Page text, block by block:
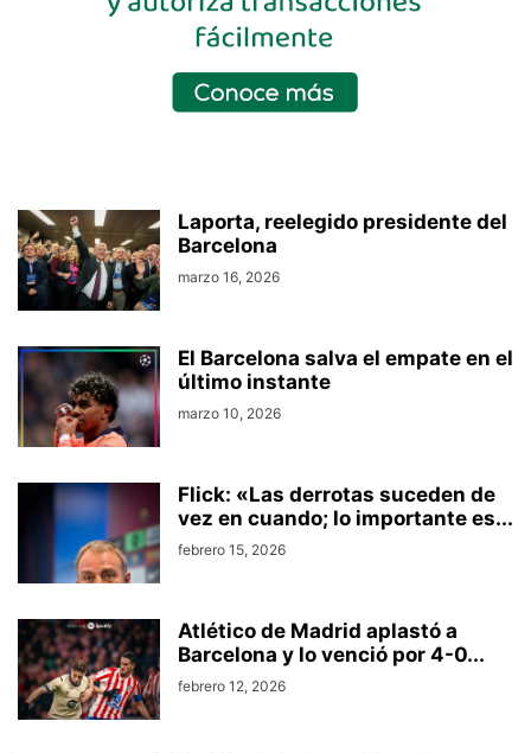
Laporta, reelegido presidente del
Barcelona
marzo 16, 2026
El Barcelona salva el empate en el
último instante
marzo 10, 2026
Flick: «Las derrotas suceden de
vez en cuando; lo importante es...
febrero 15, 2026
Atlético de Madrid aplastó a
Barcelona y lo venció por 4-0...
febrero 12, 2026